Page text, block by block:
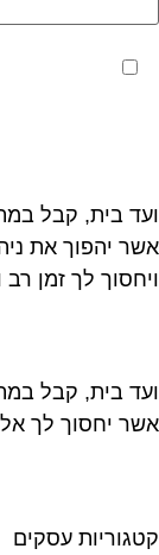
מאשר את
בית, קבל
יהפוך את
לך זמן רב
בית, קבל
יחסוך לך
עסקים